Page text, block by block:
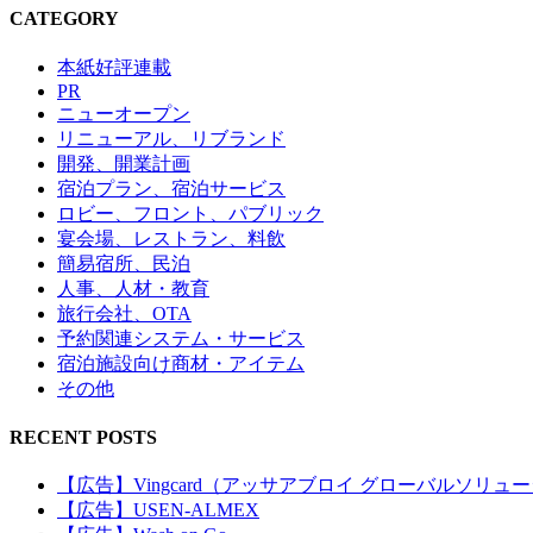
CATEGORY
本紙好評連載
PR
ニューオープン
リニューアル、リブランド
開発、開業計画
宿泊プラン、宿泊サービス
ロビー、フロント、パブリック
宴会場、レストラン、料飲
簡易宿所、民泊
人事、人材・教育
旅行会社、OTA
予約関連システム・サービス
宿泊施設向け商材・アイテム
その他
RECENT POSTS
【広告】Vingcard（アッサアブロイ グローバルソリュ
【広告】USEN-ALMEX